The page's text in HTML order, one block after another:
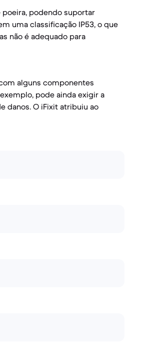
poeira, podendo suportar
uma classificação IP53, o que
não é adequado para
alguns componentes
pode ainda exigir a
danos. O iFixit atribuiu ao